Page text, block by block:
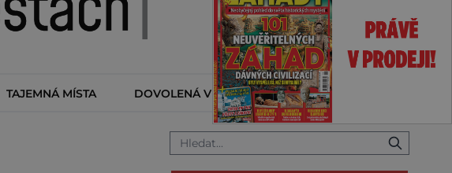
TAJEMNÁ MÍSTA DOVOLENÁ V ZAHRANIČÍ KALENDÁŘ AKCÍ